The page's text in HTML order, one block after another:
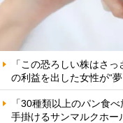
「この恐ろしい株はさ
の利益を出した女性が“
「30種類以上のパン食
手掛けるサンマルクホ